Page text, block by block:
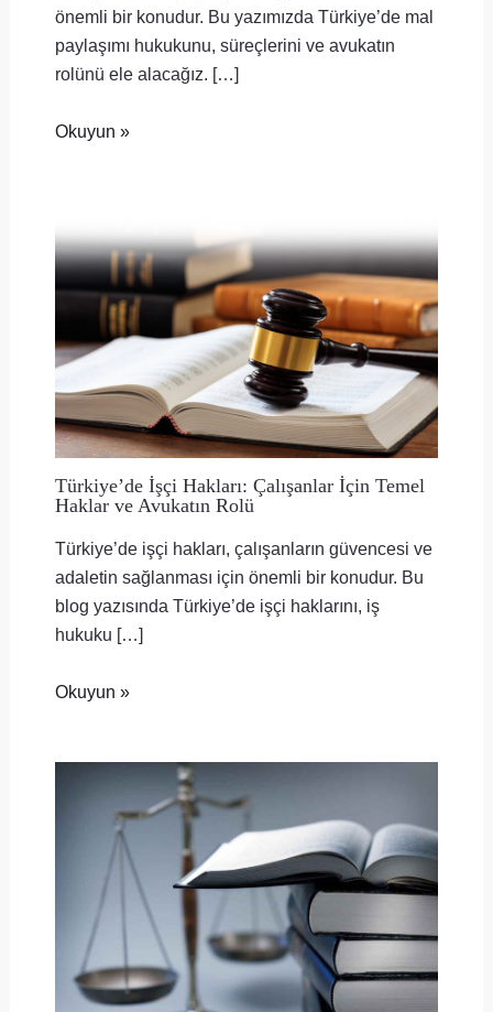
önemli bir konudur. Bu yazımızda Türkiye’de mal
paylaşımı hukukunu, süreçlerini ve avukatın
rolünü ele alacağız. […]
Okuyun »
Türkiye’de İşçi Hakları: Çalışanlar İçin Temel
Haklar ve Avukatın Rolü
Türkiye’de işçi hakları, çalışanların güvencesi ve
adaletin sağlanması için önemli bir konudur. Bu
blog yazısında Türkiye’de işçi haklarını, iş
hukuku […]
Okuyun »